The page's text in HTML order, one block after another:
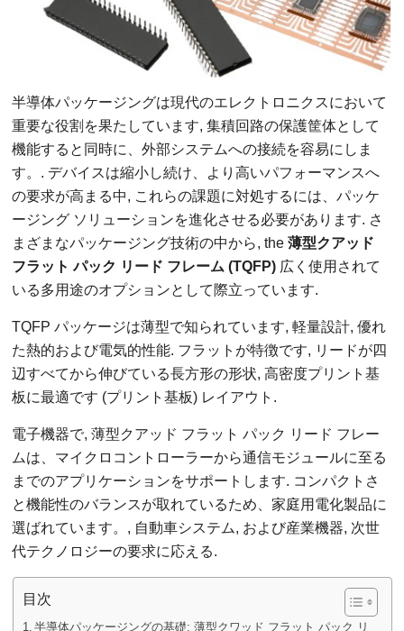
半導体パッケージングは​​現代のエレクトロニクスにおいて
重要な役割を果たしています, 集積回路の保護筐体として
機能すると同時に、外部システムへの接続を容易にしま
す。. デバイスは縮小し続け、より高いパフォーマンスへ
の要求が高まる中, これらの課題に対処するには、パッケ
ージング ソリューションを進化させる必要があります. さ
まざまなパッケージング技術の中から,the 薄型クアッド
フラット パック リード フレーム (TQFP) 広く使用されて
いる多用途のオプションとして際立っています.
TQFP パッケージは薄型で知られています, 軽量設計, 優れ
た熱的および電気的性能. フラットが特徴です, リードが四
辺すべてから伸びている長方形の形状, 高密度プリント基
板に最適です (プリント基板) レイアウト.
電子機器で, 薄型クアッド フラット パック リード フレー
ムは、マイクロコントローラーから通信モジュールに至る
までのアプリケーションをサポートします. コンパクトさ
と機能性のバランスが取れているため、家庭用電化製品に
選ばれています。, 自動車システム, および産業機器, 次世
代テクノロジーの要求に応える.
目次
半導体パッケージングの基礎: 薄型クワッド フラット パック リ